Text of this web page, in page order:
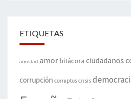
ETIQUETAS
amistad amorbitácora ciudadanos
corrupción corruptos crisis